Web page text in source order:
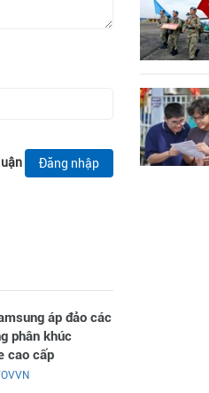
Đăng nhập
áp đảo các
phân khúc
cao cấp